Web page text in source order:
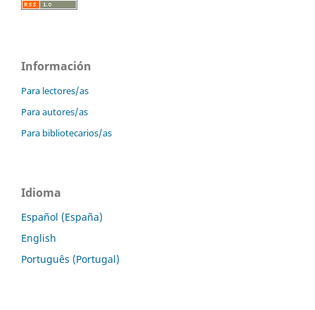
Información
Para lectores/as
Para autores/as
Para bibliotecarios/as
Idioma
Español (España)
English
Português (Portugal)